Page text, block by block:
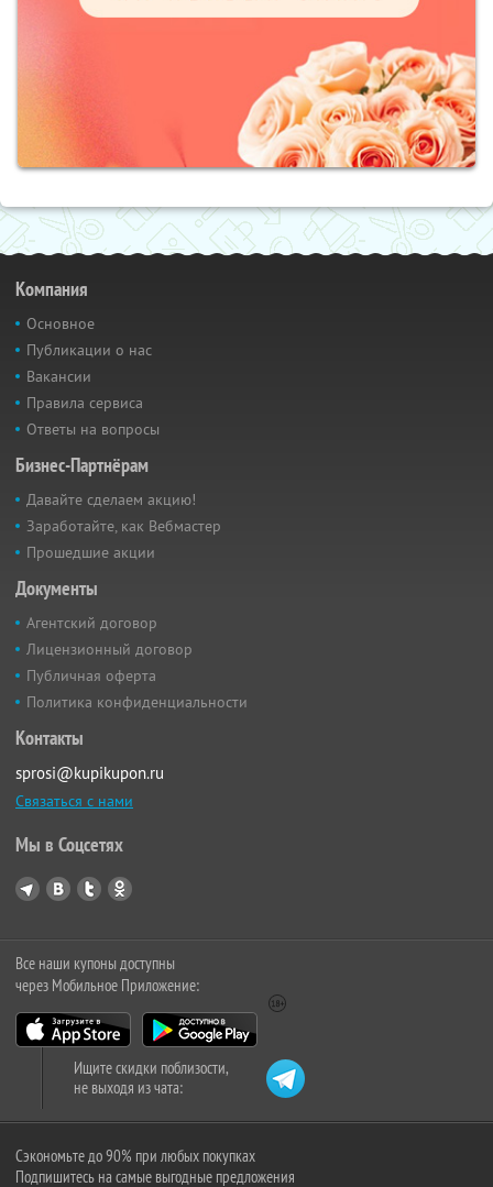
Компания
Основное
Публикации о нас
Вакансии
Правила сервиса
Ответы на вопросы
Бизнес-Партнёрам
Давайте сделаем акцию!
Заработайте, как Вебмастер
Прошедшие акции
Документы
Агентский договор
Лицензионный договор
Публичная оферта
Политика конфиденциальности
Контакты
sprosi@kupikupon.ru
Связаться с нами
Мы в Соцсетях
Все наши купоны доступны
через Мобильное Приложение:
Ищите скидки поблизости,
не выходя из чата:
Сэкономьте до 90% при любых покупках
Подпишитесь на самые выгодные предложения